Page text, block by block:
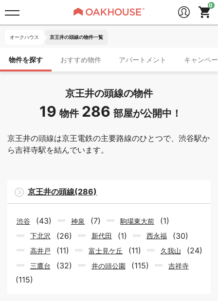
オークハウス 京王井の頭線の物件一覧
物件を探す おすすめ物件 アパートメント キャンペ
京王井の頭線の物件
19 物件 286 部屋が公開中！
京王井の頭線は京王電鉄の主要路線のひとつで、渋谷駅か
ら吉祥寺駅を結んでいます。
京王井の頭線(286)
渋谷 (43) 神泉 (7) 駒場東大前 (1)
下北沢 (26) 新代田 (1) 西永福 (30)
高井戸 (11) 富士見ケ丘 (11) 久我山 (24)
三鷹台 (32) 井の頭公園 (115) 吉祥寺
(115)